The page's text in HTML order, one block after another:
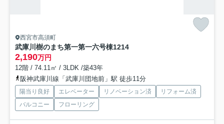
西宮市高須町
武庫川樹のまち第一第一六号棟1214
2,190万円
12階 / 74.11㎡ / 3LDK /築43年
阪神武庫川線「武庫川団地前」駅 徒歩11分
陽当り良好 エレベーター リノベーション済
リフォーム済
バルコニー
フローリング